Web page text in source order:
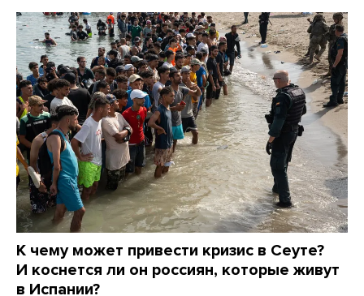
К чему может привести кризис в Сеуте?
И коснется ли он россиян, которые живут
в Испании?